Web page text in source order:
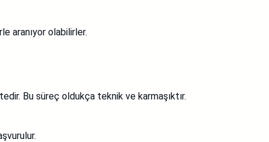
aranıyor olabilirler.
Bu süreç oldukça teknik ve karmaşıktır.